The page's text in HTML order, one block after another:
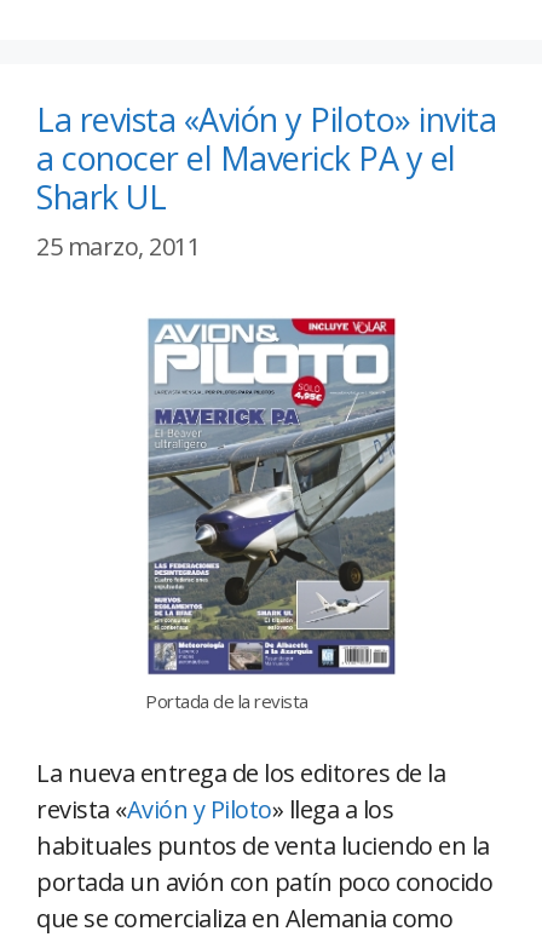
La revista «Avión y Piloto» invita
a conocer el Maverick PA y el
Shark UL
25 marzo, 2011
Portada de la revista
La nueva entrega de los editores de la
revista «Avión y Piloto» llega a los
habituales puntos de venta luciendo en la
portada un avión con patín poco conocido
que se comercializa en Alemania como